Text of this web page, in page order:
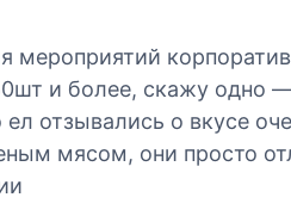
мероприятий
и более, скажу одно
ел отзывались о вкусе
мясом, они просто